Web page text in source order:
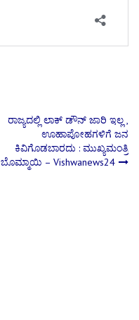
ರಾಜ್ಯದಲ್ಲಿ ಲಾಕ್ ಡೌನ್ ಜಾರಿ ಇಲ್ಲ ,
ಊಹಾಪೋಹಗಳಿಗೆ ಜನ
ಕಿವಿಗೊಡಬಾರದು : ಮುಖ್ಯಮಂತ್ರಿ
ಬೊಮ್ಮಾಯಿ – Vishwanews24